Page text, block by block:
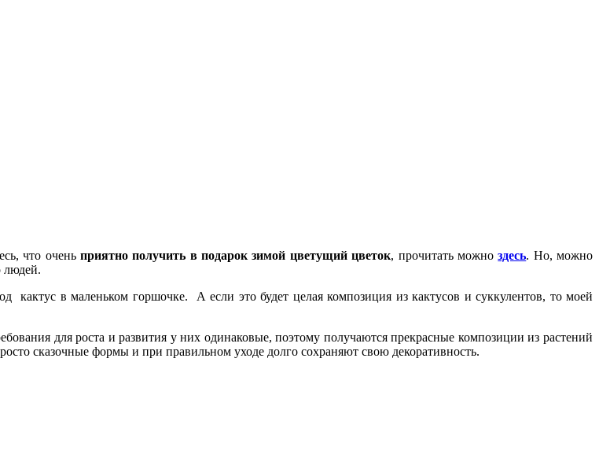
что оченьприятно получить в подарок зимой цветущий цветок, прочитать можноздесь. Но, можно
людей.
в маленьком горшочке. А если это будет целая композиция из кактусов и суккулентов, то моей
для роста и развития у них одинаковые, поэтому получаются прекрасные композиции из растений
сказочные формы и при правильном уходе долго сохраняют свою декоративность.